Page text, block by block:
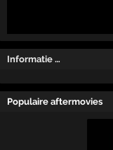
Informatie …
Populaire aftermovies